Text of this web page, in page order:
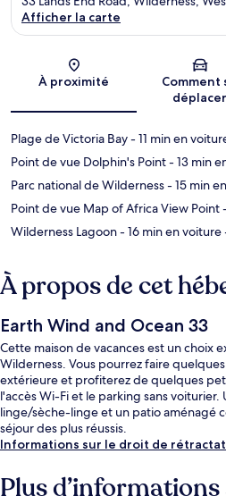
Carte
Afficher la carte
À proximité
Comment
déplacer
Plage de Victoria Bay- 11 min en
Point de vue Dolphin's Point- 13 min
Parc national de Wilderness- 15 min
Point de vue Map of Africa View Point
Wilderness Lagoon- 16 min en voiture
À propos de cet
Earth Wind and Ocean 33
Cette maison de vacances est un choix
Wilderness. Vous pourrez faire
extérieure et profiterez de quelques
l'accès Wi-Fi et le parking sans voiturier.
linge/sèche-linge et un patio aménagé
séjour des plus réussis.
Informations sur le droit de
Plus